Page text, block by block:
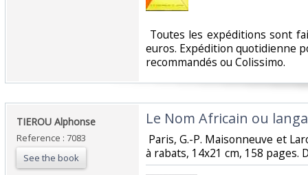
Toutes les expéditions sont
euros. Expédition quotidienne
recommandés ou Colissimo. ‎
‎TIEROU Alphonse‎
Reference : 7083
See the book
‎Le Nom Africain ou
Paris, G.-P. Maisonneuve et
à rabats, 14x21 cm, 158 pages.